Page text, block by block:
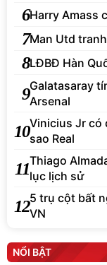
6Harry Amass
7Man Utd
8LĐBĐ Hàn
9Galatasaray
Arsenal
10Vinicius Jr có
sao Real
11Thiago
lục lịch sử
125 trụ cột bất
VN
NỔI BẬT